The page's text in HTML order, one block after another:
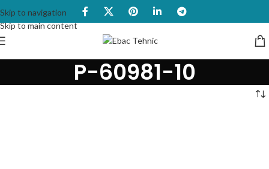
Skip to navigation
Skip to main content
P-60981-10